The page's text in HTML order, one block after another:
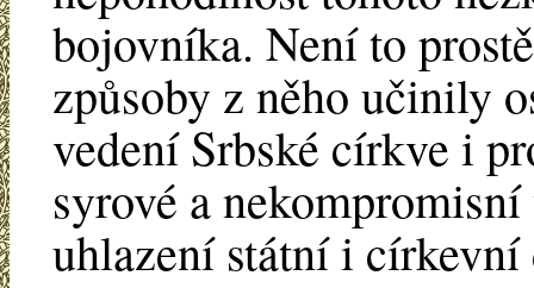
bojovníka. Není to
způsoby z něho učinily
vedení Srbské církve i
syrové a
uhlazení státní i